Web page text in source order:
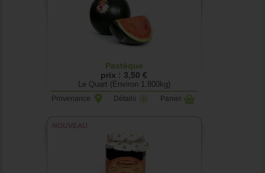
Pastèque
prix : 3,50 €
Le Quart (Environ 1.800kg)
Provenance Détails Panier